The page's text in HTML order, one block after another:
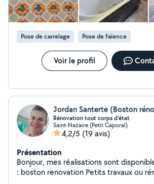
Pose de carrelage Pose de faïence
Voir le profil
Jordan Santerte (Boston
Rénovation tout corps d'état
Saint-Nazaire (Petit Caporal)
4,2/5 (19 avis)
Présentation
Bonjour, mes réalisations sont
: boston renovation Petits travaux ou rénovation